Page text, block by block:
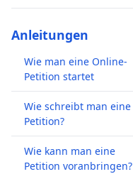
Anleitungen
Wie man eine Online-
Petition startet
Wie schreibt man eine
Petition?
Wie kann man eine
Petition voranbringen?